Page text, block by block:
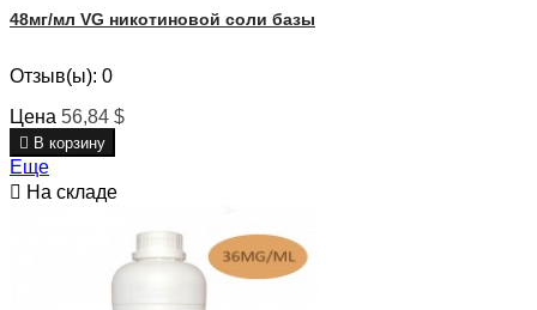
48мг/мл VG никотиновой соли базы
Отзыв(ы): 0
Цена 56,84 $
 В корзину
Еще
 На складе